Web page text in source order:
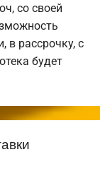
со своей
в рассрочку, с
будет